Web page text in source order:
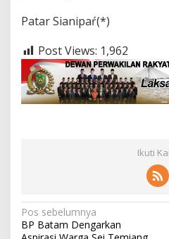
Patar Sianipaŕ(*)
Post Views: 1,962
Ikuti
N
Pos sebelumnya
BP Batam Dengarkan